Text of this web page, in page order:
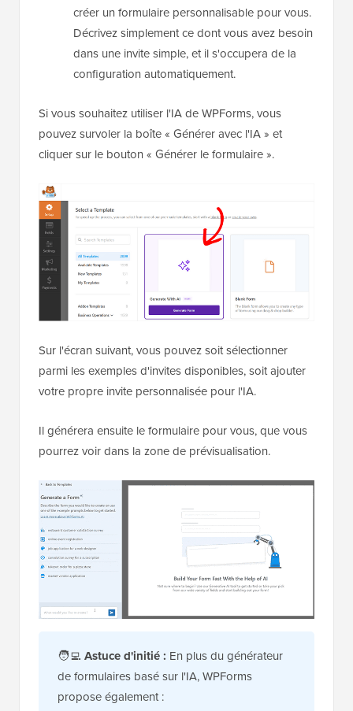
créer un formulaire personnalisable pour vous.
Décrivez simplement ce dont vous avez besoin
dans une invite simple, et il s'occupera de la
configuration automatiquement.
Si vous souhaitez utiliser l'IA de WPForms, vous
pouvez survoler la boîte « Générer avec l'IA » et
cliquer sur le bouton « Générer le formulaire ».
Sur l'écran suivant, vous pouvez soit sélectionner
parmi les exemples d'invites disponibles, soit ajouter
votre propre invite personnalisée pour l'IA.
Il générera ensuite le formulaire pour vous, que vous
pourrez voir dans la zone de prévisualisation.
🧑‍💻 Astuce d'initié : En plus du générateur
de formulaires basé sur l'IA, WPForms
propose également :